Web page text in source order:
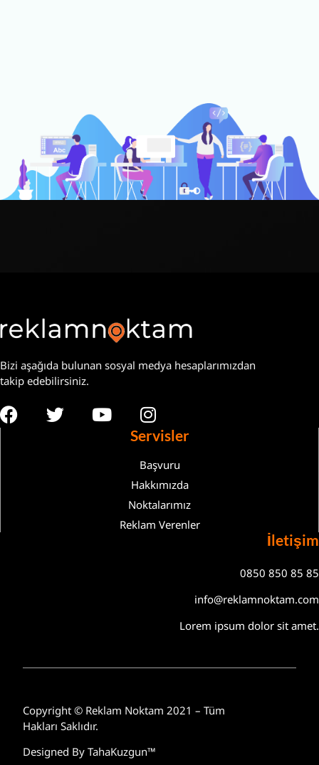
Bizi aşağıda bulunan sosyal medya hesaplarımızdan
takip edebilirsiniz.
Servisler
Başvuru
Hakkımızda
Noktalarımız
Reklam Verenler
İletişim
0850 850 85 85
info@reklamnoktam.com
Lorem ipsum dolor sit amet.
Copyright © Reklam Noktam 2021 – Tüm
Hakları Saklıdır.
Designed By TahaKuzgun™